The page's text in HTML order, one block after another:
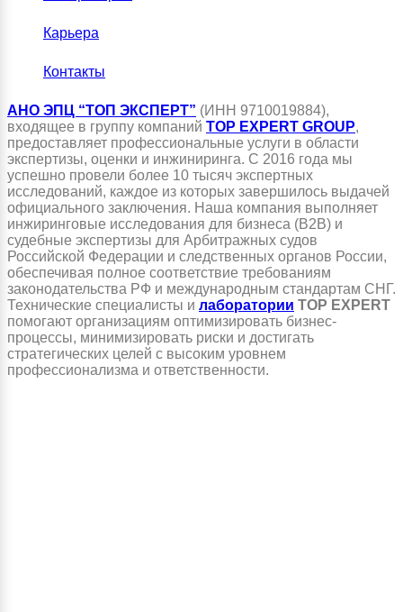
Карьера
Контакты
АНО ЭПЦ “ТОП ЭКСПЕРТ” (ИНН 9710019884),
входящее в группу компаний TOP EXPERT GROUP,
предоставляет профессиональные услуги в области
экспертизы, оценки и инжиниринга. С 2016 года мы
успешно провели более 10 тысяч экспертных
исследований, каждое из которых завершилось выдачей
официального заключения. Наша компания выполняет
инжиринговые исследования для бизнеса (B2B) и
судебные экспертизы для Арбитражных судов
Российской Федерации и следственных органов России,
обеспечивая полное соответствие требованиям
законодательства РФ и международным стандартам СНГ.
Технические специалисты и лаборатории TOP EXPERT
помогают организациям оптимизировать бизнес-
процессы, минимизировать риски и достигать
стратегических целей с высоким уровнем
профессионализма и ответственности.